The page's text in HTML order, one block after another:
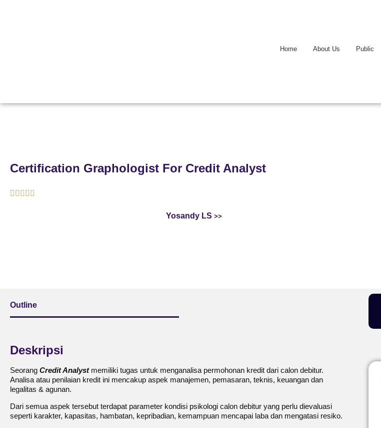
Home About Us Public
Certification Graphologist For Credit Analyst
    
Yosandy LS
Outline
Deskripsi
Seorang Credit Analystmemiliki tugas untuk menganalisa permohonan kredit dari calon debitur.
Analisa atau penilaian kredit ini mencakup aspek manajemen, pemasaran, teknis, keuangan dan
legalitas & agunan.
Dari semua aspek tersebut terdapat parameter kondisi psikologi calon debitur yang perlu dievaluasi
seperti karakter, kapasitas, hambatan, kepribadian, kemampuan mencapai laba dan mengatasi resiko.